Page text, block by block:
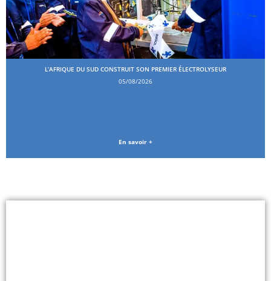
L’AFRIQUE DU SUD CONSTRUIT SON PREMIER ÉLECTROLYSEUR
05/08/2026
En savoir +